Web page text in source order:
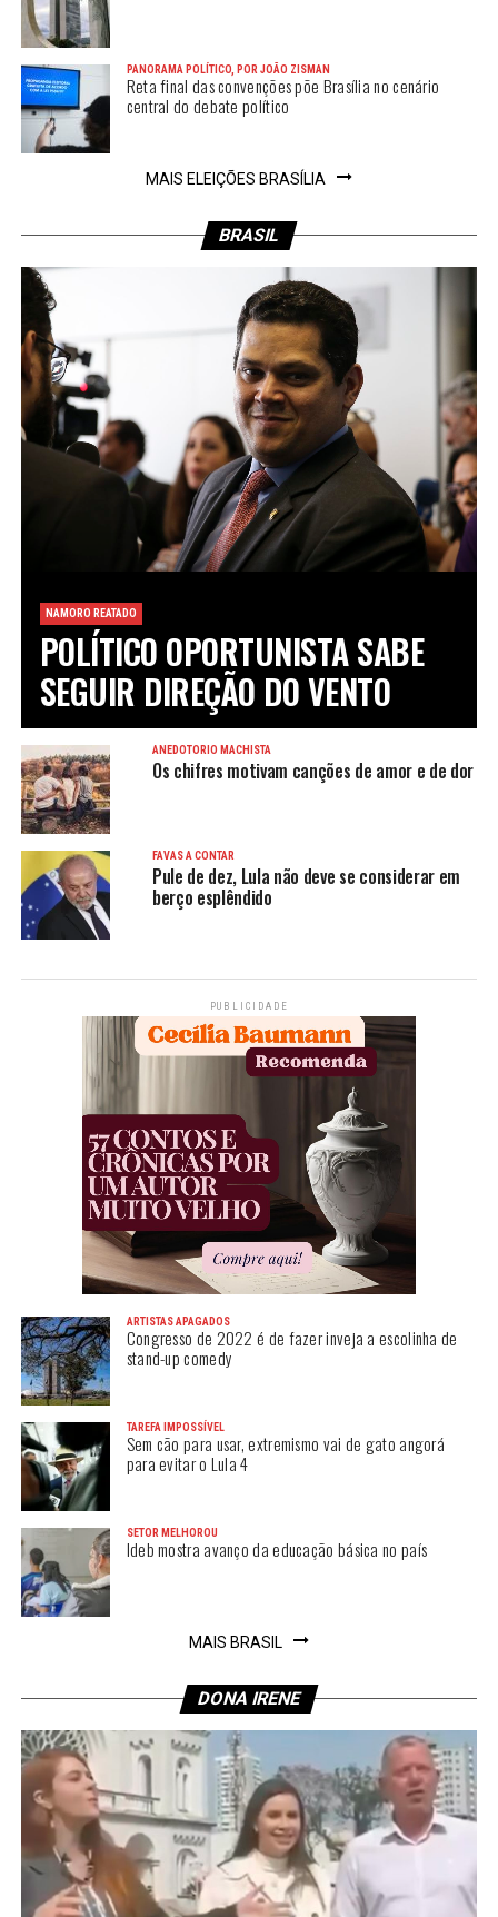
PANORAMA POLÍTICO, POR JOÃO ZISMAN
Reta final das convenções põe Brasília no cenário
central do debate político
MAIS ELEIÇÕES BRASÍLIA
BRASIL
NAMORO REATADO
POLÍTICO OPORTUNISTA SABE
SEGUIR DIREÇÃO DO VENTO
ANEDOTÓRIO MACHISTA
Os chifres motivam canções de amor e de dor
FAVAS A CONTAR
Pule de dez, Lula não deve se considerar em
berço esplêndido
PUBLICIDADE
ARTISTAS APAGADOS
Congresso de 2022 é de fazer inveja a escolinha de
stand-up comedy
TAREFA IMPOSSÍVEL
Sem cão para usar, extremismo vai de gato angorá
para evitar o Lula 4
SETOR MELHOROU
Ideb mostra avanço da educação básica no país
MAIS BRASIL
DONA IRENE